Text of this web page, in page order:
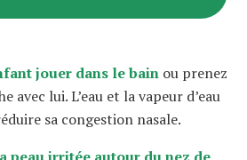
jouer dans le bain ou prenez
avec lui. L’eau et la vapeur d’eau
sa congestion nasale.
peau irritée autour du nez de